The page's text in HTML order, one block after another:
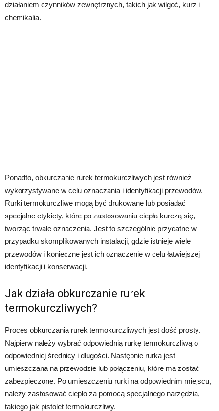
działaniem czynników zewnętrznych, takich jak wilgoć, kurz i
chemikalia.
Ponadto, obkurczanie rurek termokurczliwych jest również
wykorzystywane w celu oznaczania i identyfikacji przewodów.
Rurki termokurczliwe mogą być drukowane lub posiadać
specjalne etykiety, które po zastosowaniu ciepła kurczą się,
tworząc trwałe oznaczenia. Jest to szczególnie przydatne w
przypadku skomplikowanych instalacji, gdzie istnieje wiele
przewodów i konieczne jest ich oznaczenie w celu łatwiejszej
identyfikacji i konserwacji.
Jak działa obkurczanie rurek
termokurczliwych?
Proces obkurczania rurek termokurczliwych jest dość prosty.
Najpierw należy wybrać odpowiednią rurkę termokurczliwą o
odpowiedniej średnicy i długości. Następnie rurka jest
umieszczana na przewodzie lub połączeniu, które ma zostać
zabezpieczone. Po umieszczeniu rurki na odpowiednim miejscu,
należy zastosować ciepło za pomocą specjalnego narzędzia,
takiego jak pistolet termokurczliwy.